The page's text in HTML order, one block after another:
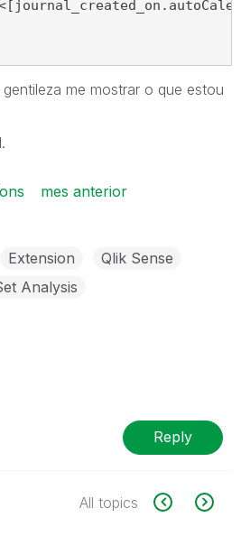
me mostrar o que estou
mes anterior
Extension
Qlik Sense
Analysis
Reply
All topics